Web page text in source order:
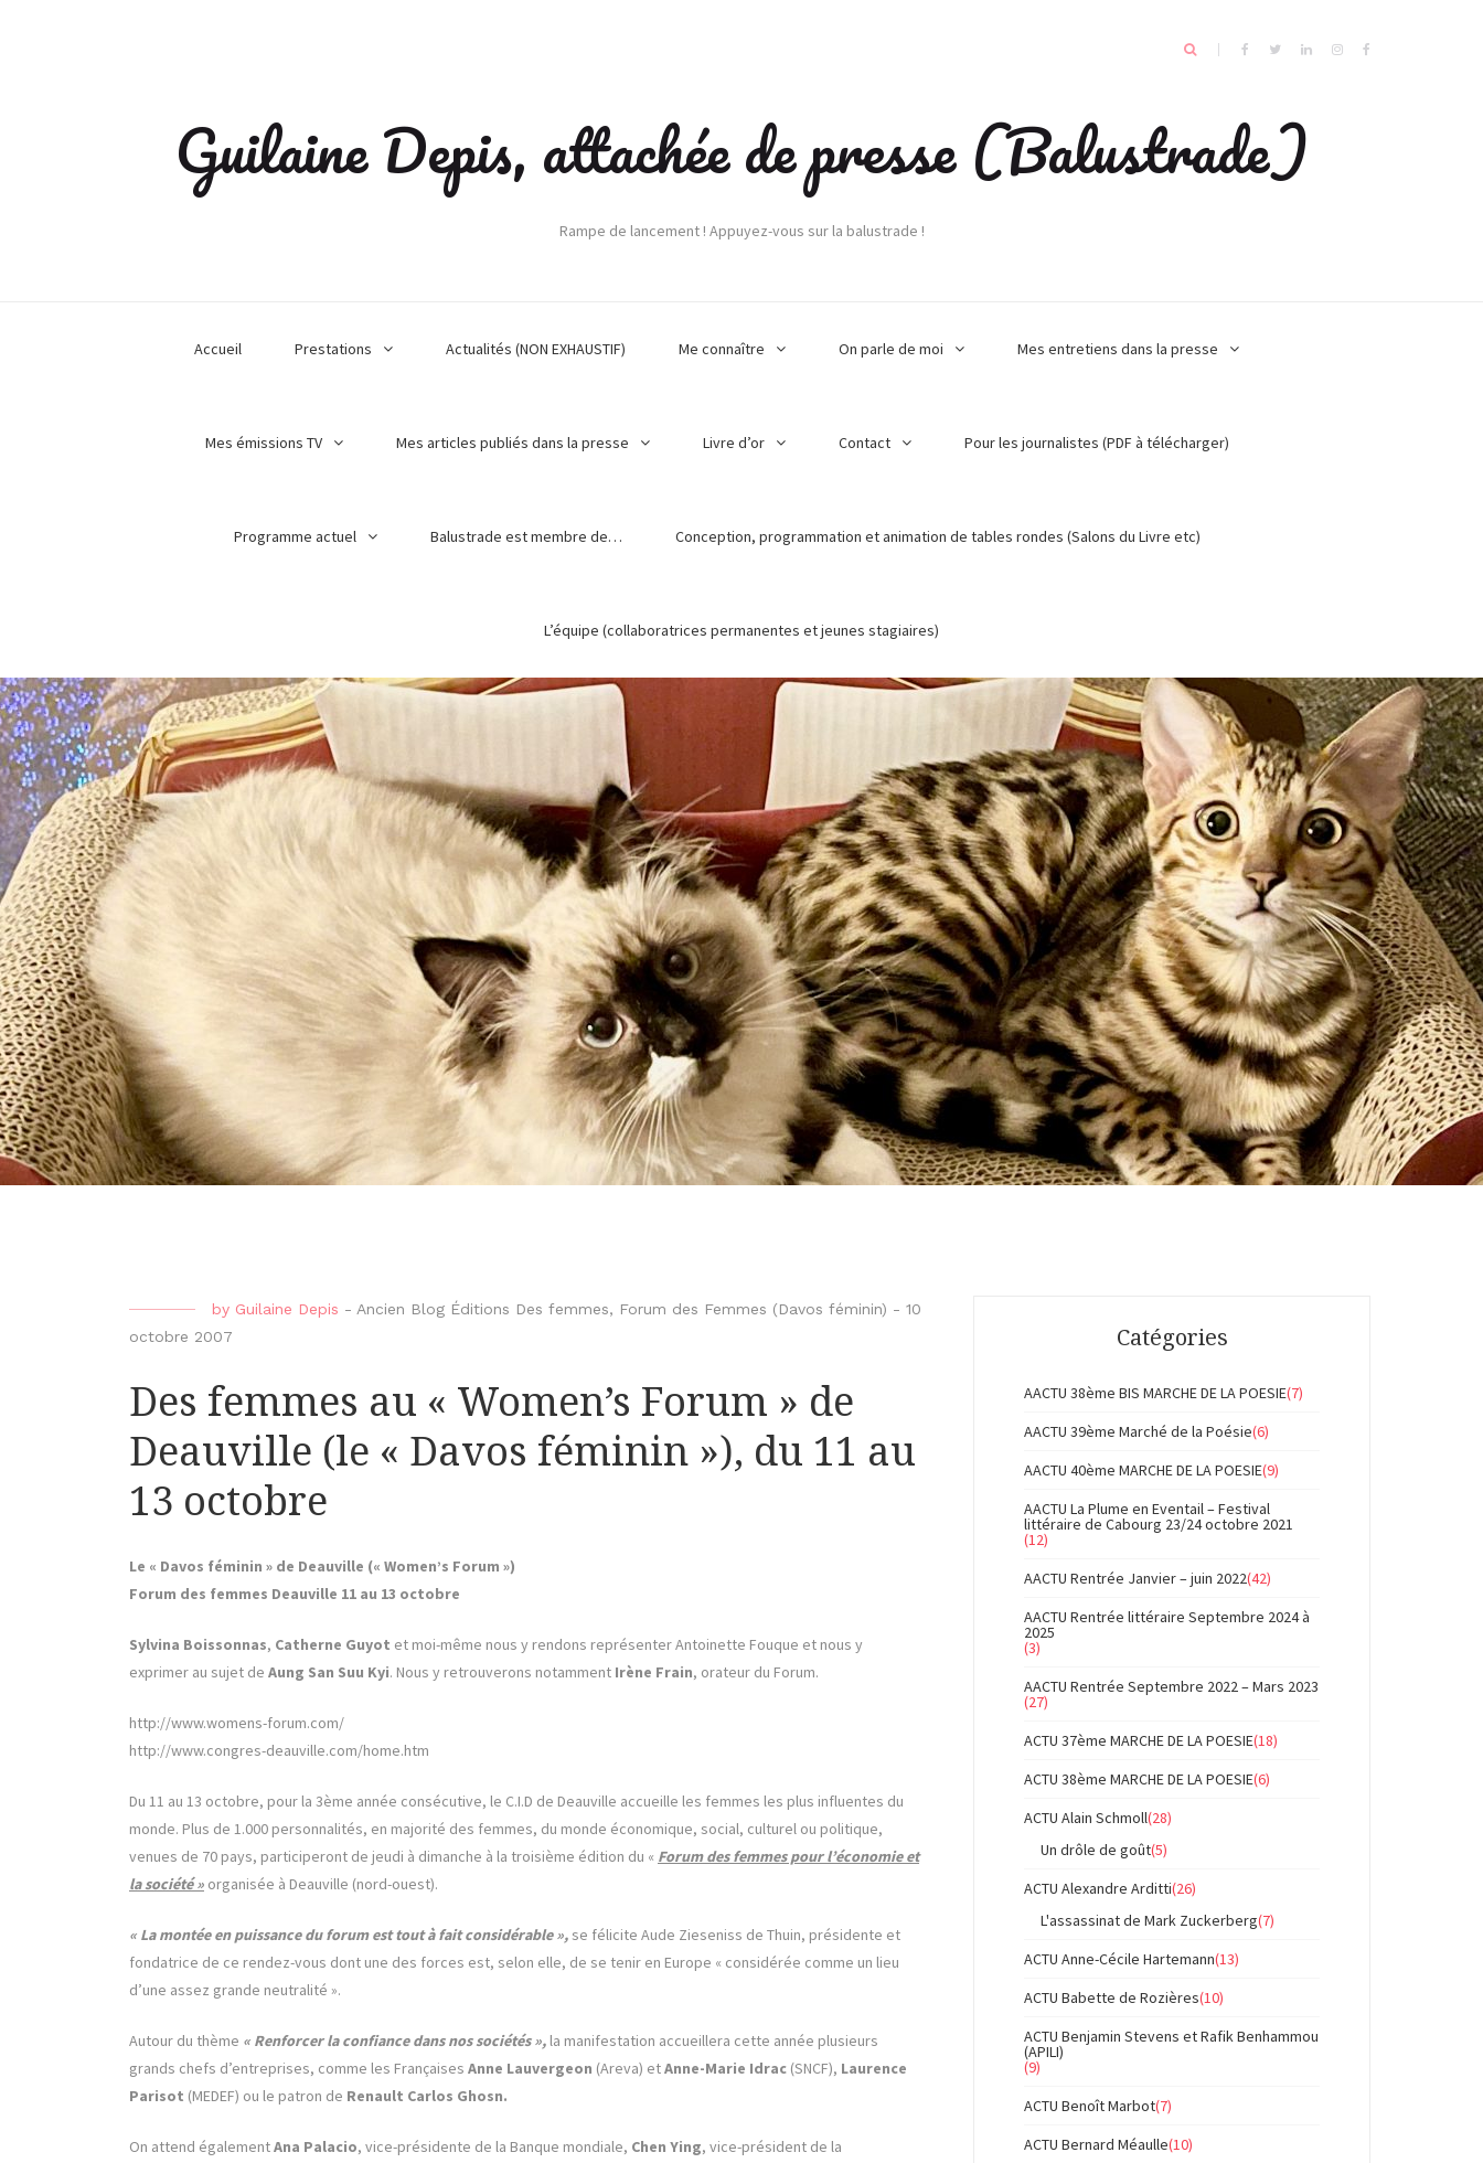
Guilaine Depis, attachée de presse (Balustrade)
Rampe de lancement ! Appuyez-vous sur la balustrade !
Accueil Prestations Actualités (NON EXHAUSTIF) Me connaître On parle de moi Mes entretiens dans la presse
Mes émissions TV Mes articles publiés dans la presse Livre d’or Contact Pour les journalistes (PDF à télécharger)
Programme actuel Balustrade est membre de… Conception, programmation et animation de tables rondes (Salons du Livre etc)
L’équipe (collaboratrices permanentes et jeunes stagiaires)
by Guilaine Depis - Ancien Blog Éditions Des femmes, Forum des Femmes (Davos féminin) - 10
octobre 2007
Des femmes au « Women’s Forum » de
Deauville (le « Davos féminin »), du 11 au
13 octobre
Le « Davos féminin » de Deauville (« Women’s Forum »)
Forum des femmes Deauville 11 au 13 octobre
Sylvina Boissonnas, Catherne Guyot et moi-même nous y rendons représenter Antoinette Fouque et nous y
exprimer au sujet de Aung San Suu Kyi. Nous y retrouverons notamment Irène Frain, orateur du Forum.
http://www.womens-forum.com/
http://www.congres-deauville.com/home.htm
Du 11 au 13 octobre, pour la 3ème année consécutive, le C.I.D de Deauville accueille les femmes les plus influentes du
monde. Plus de 1.000 personnalités, en majorité des femmes, du monde économique, social, culturel ou politique,
venues de 70 pays, participeront de jeudi à dimanche à la troisième édition du « Forum des femmes pour l’économie et
la société » organisée à Deauville (nord-ouest).
« La montée en puissance du forum est tout à fait considérable », se félicite Aude Zieseniss de Thuin, présidente et
fondatrice de ce rendez-vous dont une des forces est, selon elle, de se tenir en Europe « considérée comme un lieu
d’une assez grande neutralité ».
Autour du thème « Renforcer la confiance dans nos sociétés », la manifestation accueillera cette année plusieurs
grands chefs d’entreprises, comme les Françaises Anne Lauvergeon (Areva) etAnne-Marie Idrac (SNCF), Laurence
Parisot (MEDEF) ou le patron de Renault Carlos Ghosn.
On attend égalementAna Palacio, vice-présidente de la Banque mondiale, Chen Ying, vice-président de la
Catégories
AACTU 38ème BIS MARCHE DE LA POESIE(7)
AACTU 39ème Marché de la Poésie(6)
AACTU 40ème MARCHE DE LA POESIE(9)
AACTU La Plume en Eventail – Festival
littéraire de Cabourg 23/24 octobre 2021
(12)
AACTU Rentrée Janvier – juin 2022(42)
AACTU Rentrée littéraire Septembre 2024 à
2025
(3)
AACTU Rentrée Septembre 2022 – Mars 2023
(27)
ACTU 37ème MARCHE DE LA POESIE(18)
ACTU 38ème MARCHE DE LA POESIE(6)
ACTU Alain Schmoll(28)
Un drôle de goût(5)
ACTU Alexandre Arditti(26)
L'assassinat de Mark Zuckerberg(7)
ACTU Anne-Cécile Hartemann(13)
ACTU Babette de Rozières(10)
ACTU Benjamin Stevens et Rafik Benhammou
(APILI)
(9)
ACTU Benoît Marbot(7)
ACTU Bernard Méaulle(10)